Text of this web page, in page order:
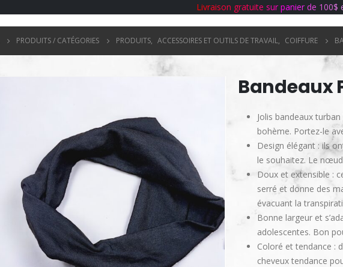
Livraison gratuite sur panier de 100$
PRODUITS / CATÉGORIES PRODUITS, ACCESSOIRES ET OUTILS DE TRAVAIL, COIFFURE
Bandeaux
Jolis bandeaux
bohème. Portez-le
Design élégant : ils
le souhaitez. Le
Doux et extensible :
serré et donne des
évacuant la
Bonne largeur et
adolescentes. Bon
Coloré et tendance :
cheveux tendance